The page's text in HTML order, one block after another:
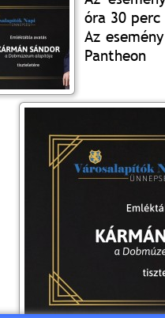
óra 30 perc
Az
Pantheon